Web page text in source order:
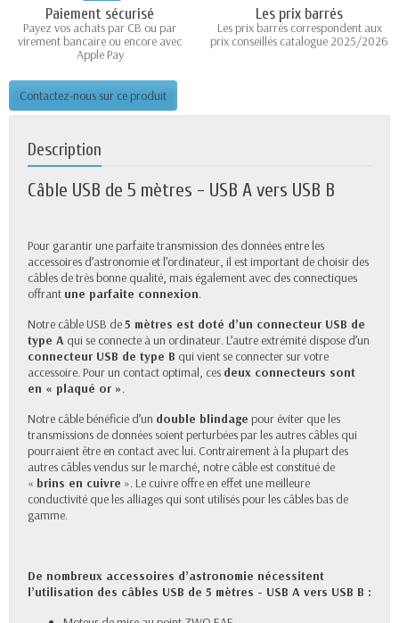
Paiement sécurisé
Payez vos achats par CB ou par
virement bancaire ou encore avec
Apple Pay
Les prix barrés
Les prix barrés correspondent aux
prix conseillés catalogue 2025/2026
Contactez-nous sur ce produit
Description
Câble USB de 5 mètres - USB A vers USB B
Pour garantir une parfaite transmission des données entre les
accessoires d’astronomie et l’ordinateur, il est important de choisir des
câbles de très bonne qualité, mais également avec des connectiques
offrant une parfaite connexion.
Notre câble USB de5 mètres est doté d’un connecteur USB de
type A qui se connecte à un ordinateur. L’autre extrémité dispose d’un
connecteur USB de type B qui vient se connecter sur votre
accessoire. Pour un contact optimal, ces deux connecteurs sont
en « plaqué or ».
Notre câble bénéficie d’un double blindage pour éviter que les
transmissions de données soient perturbées par les autres câbles qui
pourraient être en contact avec lui. Contrairement à la plupart des
autres câbles vendus sur le marché, notre câble est constitué de
« brins en cuivre ». Le cuivre offre en effet une meilleure
conductivité que les alliages qui sont utilisés pour les câbles bas de
gamme.
De nombreux accessoires d’astronomie nécessitent
l’utilisation des câbles USB de 5 mètres - USB A vers USB B :